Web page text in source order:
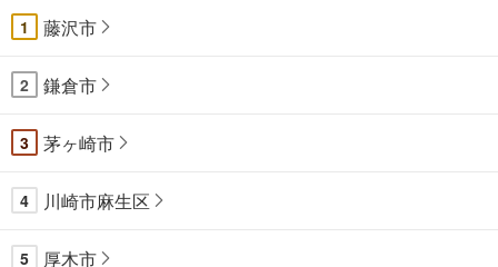
1 藤沢市
2 鎌倉市
3 茅ヶ崎市
4 川崎市麻生区
5 厚木市